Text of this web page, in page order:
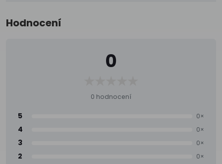
Hodnocení
0
0 hodnocení
5 0×
4 0×
3 0×
2 0×